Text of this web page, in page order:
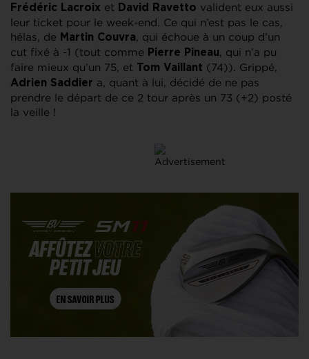
Frédéric Lacroix et David Ravetto valident eux aussi
leur ticket pour le week-end. Ce qui n’est pas le cas,
hélas, de Martin Couvra, qui échoue à un coup d’un
cut fixé à -1 (tout comme Pierre Pineau, qui n’a pu
faire mieux qu’un 75, et
Tom Vaillant (74)). Grippé,
Adrien Saddier a, quant à lui, décidé de ne pas
prendre le départ de ce 2 tour après un 73 (+2) posté
la veille !